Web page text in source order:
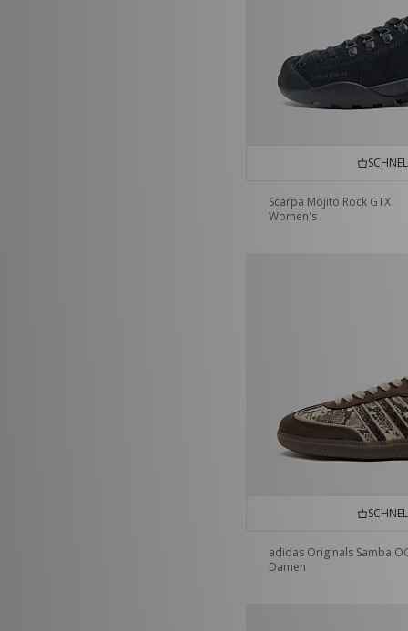
Scarpa Mojito Rock GTX
Women's
adidas Originals Samba
Damen